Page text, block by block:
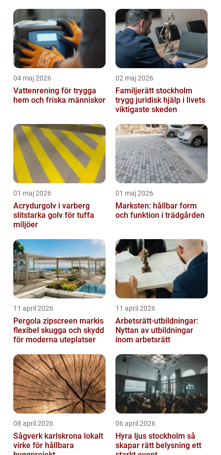
inomhusklimat
04 maj 2026
Vattenrening för trygga
hem och friska människor
02 maj 2026
Familjerätt stockholm
trygg juridisk hjälp i livets
viktigaste skeden
01 maj 2026
Acrydurgolv i varberg
slitstarka golv för tuffa
miljöer
01 maj 2026
Marksten: hållbar form
och funktion i trädgården
11 april 2026
Pergola zipscreen markis
flexibel skugga och skydd
för moderna uteplatser
11 april 2026
Arbetsrätt-utbildningar:
Nyttan av utbildningar
inom arbetsrätt
08 april 2026
Sågverk karlskrona lokalt
virke för hållbara
06 april 2026
Hyra ljus stockholm så
skapar rätt belysning ett